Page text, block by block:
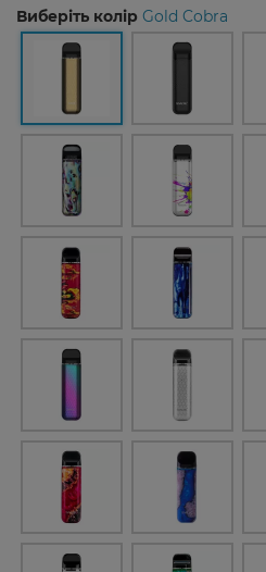
Виберіть колір Gold Cobra